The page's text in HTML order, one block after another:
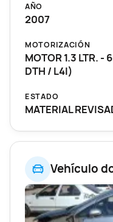
Vehículo
AÑO
2007
MOTORIZACIÓN
MOTOR 1.3 LTR. -
DTH / L4I)
ESTADO
MATERIAL